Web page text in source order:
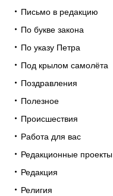
Письмо в редакцию
По букве закона
По указу Петра
Под крылом самолёта
Поздравления
Полезное
Происшествия
Работа для вас
Редакционные проекты
Редакция
Религия